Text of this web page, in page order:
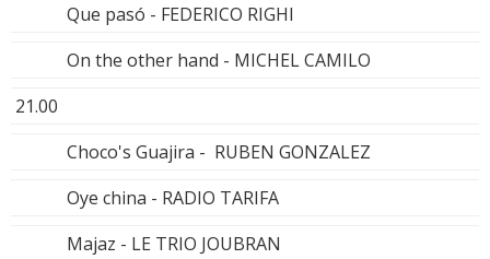
Que pasó - FEDERICO RIGHI
On the other hand - MICHEL CAMILO
21.00
Choco's Guajira - RUBEN GONZALEZ
Oye china - RADIO TARIFA
Majaz - LE TRIO JOUBRAN